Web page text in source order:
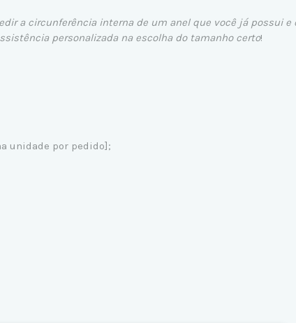
a circunferência interna de um anel que você já possui e
personalizada na escolha do tamanho certo!
unidade por pedido];